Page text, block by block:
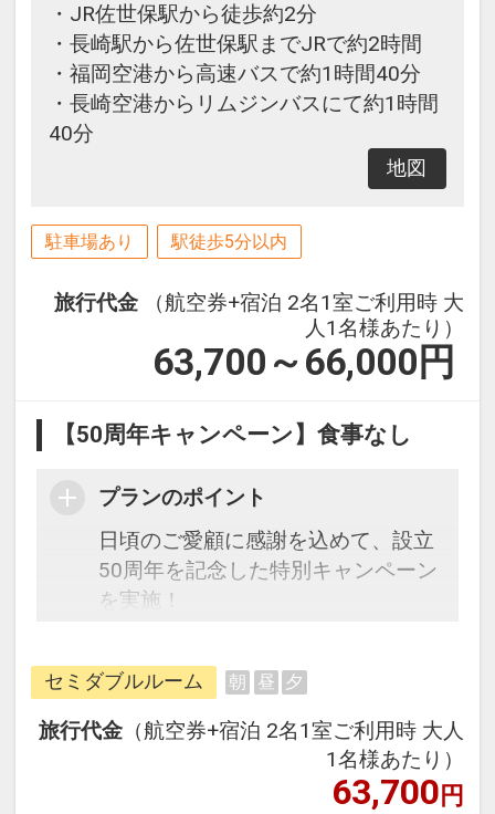
・JR佐世保駅から徒歩約2分
・長崎駅から佐世保駅までJRで約2時間
・福岡空港から高速バスで約1時間40分
・長崎空港からリムジンバスにて約1時間
40分
地図
駐車場あり 駅徒歩5分以内
旅行代金
（航空券+宿泊 2名1室ご利用時 大
人1名様あたり）
63,700～66,000 円
【50周年キャンペーン】食事なし
プランのポイント
日頃のご愛顧に感謝を込めて、設立
50周年を記念した特別キャンペーン
を実施！
ンよりもお得な特別価格にてご旅行
をご案内いたします。
往復の航空券と宿泊がセットになっ
たスタンダードの＜食事なし＞プラ
セミダブルルーム 朝 昼 夕
旅行代金 （航空券+宿泊 2名1室ご利用時 大人
1名様あたり）
63,700円